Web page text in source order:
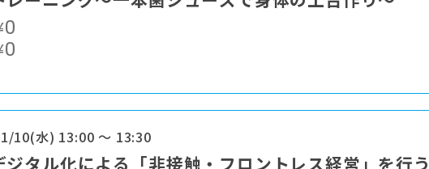
0
0
10(水) 13:00 ～ 13:30
ジタル化による「非接触・フロントレス経営」を行う